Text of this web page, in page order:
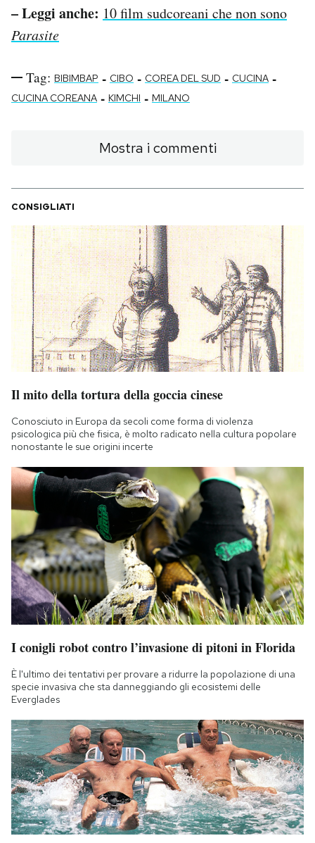
– Leggi anche: 10 film sudcoreani che non sono
Parasite
Tag: BIBIMBAP - CIBO - COREA DEL SUD - CUCINA -
CUCINA COREANA - KIMCHI - MILANO
Mostra i commenti
CONSIGLIATI
Il mito della tortura della goccia cinese
Conosciuto in Europa da secoli come forma di violenza
psicologica più che fisica, è molto radicato nella cultura popolare
nonostante le sue origini incerte
I conigli robot contro l’invasione di pitoni in Florida
È l'ultimo dei tentativi per provare a ridurre la popolazione di una
specie invasiva che sta danneggiando gli ecosistemi delle
Everglades